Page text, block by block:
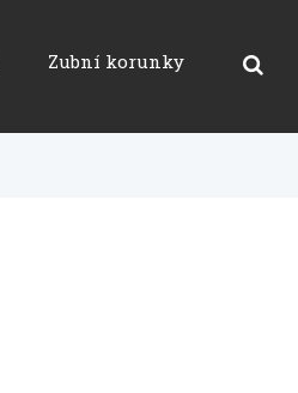
Zubní korunky